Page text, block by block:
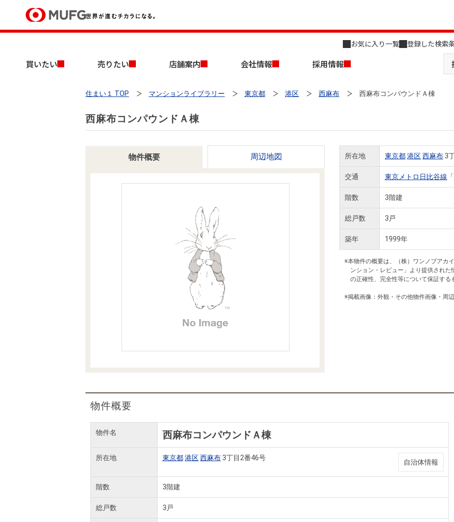
お気に入り一覧 登録した検索
買いたい 売りたい 店舗案内 会社情報 採用情報
買いたいTOP
新築・中古一戸建てを探す
住宅ローンシミュレーション
売りたいTOP
店舗案内TOP
店舗のご案内（名古屋）
会社情報TOP
会社概要
採用情報TOP
キャリア採用情報
売りたい
住まい１ TOP マンションライブラリー 東京都 港区 西麻布 西麻布コンパウンドＡ棟
西麻布コンパウンドＡ棟
物件概要 周辺地図 所在地 東京都港区西麻布 3
交通 東京メトロ日比谷線 「
階数 3階建
総戸数 3戸
築年 1999年
※本物件の概要は、（株）ワンノブアカ
ンション・レビュー」より提供され
の正確性、完全性等について保証する
※掲載画像：外観・その他物件画像・周
物件概要
物件名 西麻布コンパウンドＡ棟
所在地 東京都港区西麻布 3丁目2番46号
自治体情報
階数 3階建
総戸数 3戸